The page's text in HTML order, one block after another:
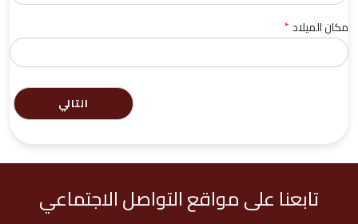
مكان الميلاد*
تابعنا على مواقع التواصل الاجتماعي